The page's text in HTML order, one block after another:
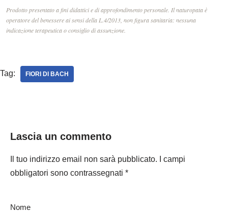
Prodotto presentato a fini didattici e di approfondimento personale. Il naturopata è
operatore del benessere ai sensi della L.4/2013, non figura sanitaria: nessuna
indicazione terapeutica o consiglio di assunzione.
Tag: FIORI DI BACH
Lascia un commento
Il tuo indirizzo email non sarà pubblicato.
I campi
obbligatori sono contrassegnati *
Nome